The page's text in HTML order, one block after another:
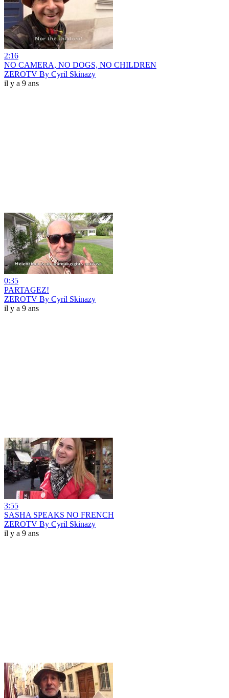
2:16
NO CAMERA, NO DOGS, NO CHILDREN
ZEROTV By Cyril Skinazy
il y a 9 ans
0:35
PARTAGEZ!
ZEROTV By Cyril Skinazy
il y a 9 ans
3:55
SASHA SPEAKS NO FRENCH
ZEROTV By Cyril Skinazy
il y a 9 ans